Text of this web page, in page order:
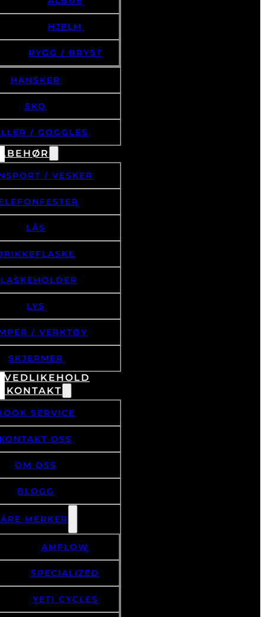
HJELM
RYGG / BRYST
HANSKER
SKO
/ GOGGLES
/ VESKER
LÅS
LYS
/ VERKTØY
SKJERMER
VEDLIKEHOLD
KONTAKT
SERVICE
OSS
OM OSS
BLOGG
MERKER
AMFLOW
SPECIALIZED
YETI CYCLES